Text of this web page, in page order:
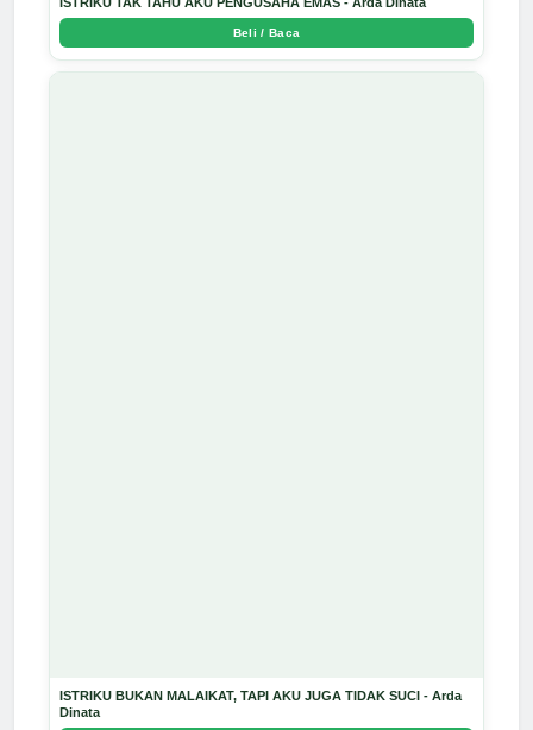
Beli / Baca
ISTRIKU BUKAN MALAIKAT, TAPI AKU JUGA TIDAK SUCI - Arda
Dinata